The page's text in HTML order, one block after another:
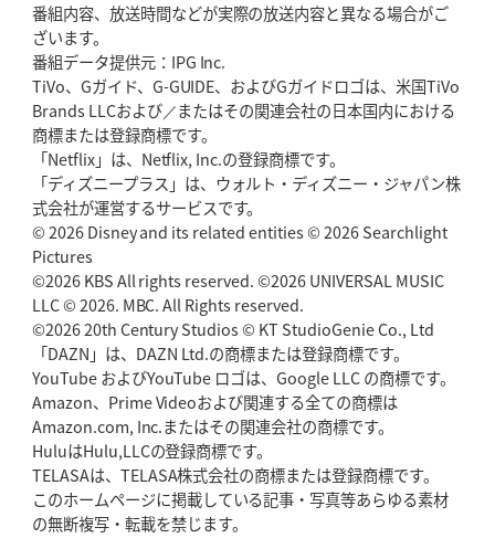
番組内容、放送時間などが実際の放送内容と異なる場合がご
ざいます。
番組データ提供元：IPG Inc.
TiVo、Gガイド、G-GUIDE、およびGガイドロゴは、米国TiVo
Brands LLCおよび／またはその関連会社の日本国内における
商標または登録商標です。
「Netflix」は、Netflix, Inc.の登録商標です。
「ディズニープラス」は、ウォルト・ディズニー・ジャパン株
式会社が運営するサービスです。
© 2026 Disney and its related entities © 2026 Searchlight
Pictures
©2026 KBS All rights reserved. ©2026 UNIVERSAL MUSIC
LLC © 2026. MBC. All Rights reserved.
©2026 20th Century Studios © KT StudioGenie Co., Ltd
「DAZN」は、DAZN Ltd.の商標または登録商標です。
YouTube およびYouTube ロゴは、Google LLC の商標です。
Amazon、Prime Videoおよび関連する全ての商標は
Amazon.com, Inc.またはその関連会社の商標です。
HuluはHulu,LLCの登録商標です。
TELASAは、TELASA株式会社の商標または登録商標です。
このホームページに掲載している記事・写真等あらゆる素材
の無断複写・転載を禁じます。